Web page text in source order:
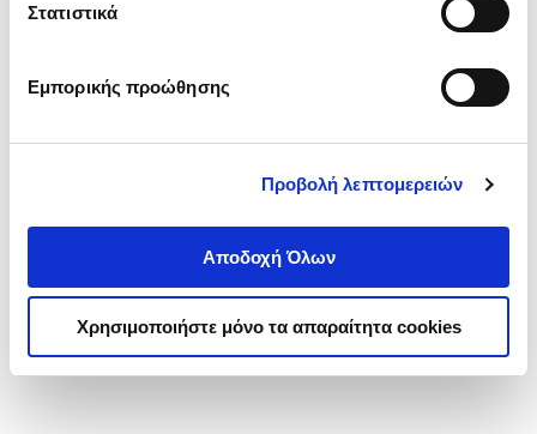
Στατιστικά
Εμπορικής προώθησης
Προβολή λεπτομερειών
Αποδοχή Όλων
Χρησιμοποιήστε μόνο τα απαραίτητα cookies